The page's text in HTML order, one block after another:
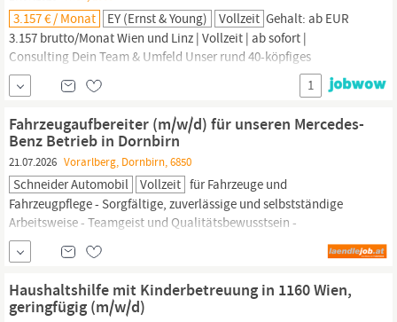
3.157 € / Monat EY (Ernst & Young) Vollzeit Gehalt: ab EUR
3.157 brutto/Monat Wien und Linz | Vollzeit | ab sofort |
Consulting Dein Team & Umfeld Unser rund 40-köpfiges
Cybersecurity Team unterstützt Unternehmen bei der
Identifikation und Bewertung von Cyberrisiken. Das Penetration
Testing Team unter der Leitung von Florens
sich auf Penetration Testing, Red Teaming,...
1
Fahrzeugaufbereiter (m/w/d) für unseren Mercedes-
Benz Betrieb in Dornbirn
21.07.2026 Vorarlberg, Dornbirn, 6850
Schneider Automobil Vollzeit für Fahrzeuge und
Fahrzeugpflege - Sorgfältige, zuverlässige und selbstständige
Arbeitsweise - Teamgeist und Qualitätsbewusstsein -
Führerschein Klasse B - Erfahrung in der Fahrzeugaufbereitung
von Vorteil Haben wir dein Interesse geweckt? Dann freuen wir
Straße 1 | 6850 Dornbirn Tel: +43...
Haushaltshilfe mit Kinderbetreuung in 1160 Wien,
geringfügig (m/w/d)